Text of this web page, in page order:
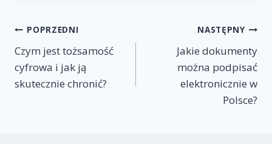
Nawigacja
wpisu
POPRZEDNI
Czym jest tożsamość
cyfrowa i jak ją
skutecznie chronić?
NASTĘPNY
Jakie dokumenty
można podpisać
elektronicznie w
Polsce?